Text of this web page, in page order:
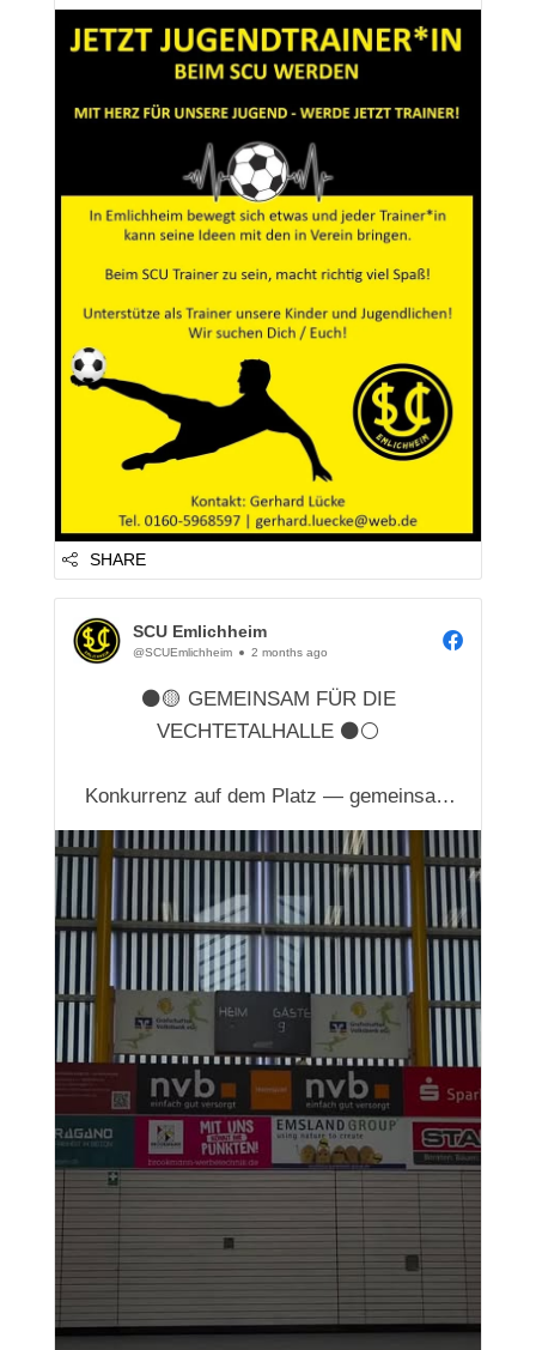
SHARE
SCU Emlichheim
@SCUEmlichheim 2 months ago
⚫🟡 GEMEINSAM FÜR DIE
VECHTETALHALLE ⚫⚪️
Konkurrenz auf dem Platz — gemeinsam
für die Region. 🤝⚽🏐
Zusammen setzen wir uns für den neuen
LED-Großbildschirm in der Vechtetalhalle
ein.
Ein Projekt, das Sport, Veranstaltungen
und Vereinsleben für alle auf ein neues
Level bringen soll. 📺
Die Vechtet...